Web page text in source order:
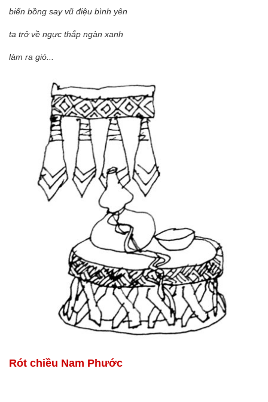
biển bồng say vũ điệu bình yên
ta trở về ngực thắp ngàn xanh
làm ra gió...
Rót chiều Nam Phước